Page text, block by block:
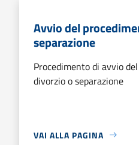
Avvio del
separazione
Procedimento di avvio
divorzio o separazione
VAI ALLA PAGINA